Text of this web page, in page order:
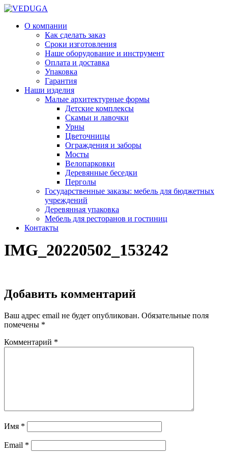
О компании
Как сделать заказ
Сроки изготовления
Наше оборудование и инструмент
Оплата и доставка
Упаковка
Гарантия
Наши изделия
Малые архитектурные формы
Детские комплексы
Скамьи и лавочки
Урны
Цветочницы
Ограждения и заборы
Мосты
Велопарковки
Деревянные беседки
Перголы
Государственные заказы: мебель для бюджетных
учреждений
Деревянная упаковка
Мебель для ресторанов и гостиниц
Контакты
IMG_20220502_153242
Добавить комментарий
Ваш адрес email не будет опубликован. Обязательные поля
помечены *
Комментарий *
Имя *
Email *